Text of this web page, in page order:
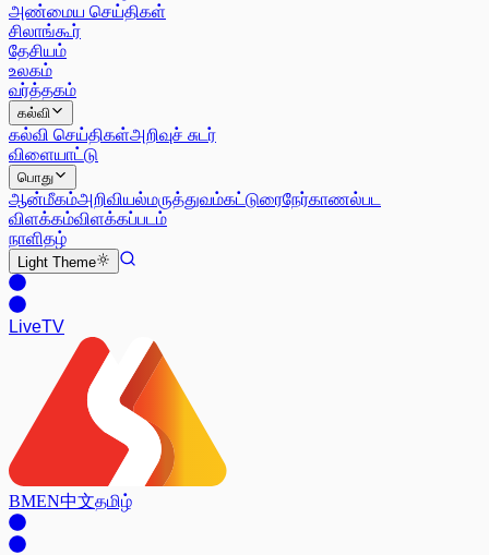
அண்மைய செய்திகள்
சிலாங்கூர்
தேசியம்
உலகம்
வர்த்தகம்
கல்வி
கல்வி செய்திகள்அறிவுச் சுடர்
விளையாட்டு
பொது
ஆன்மீகம்அறிவியல்மருத்துவம்கட்டுரைநேர்காணல்பட
விளக்கம்விளக்கப்படம்
நாளிதழ்
Light Theme
LiveTV
BMEN中文தமிழ்